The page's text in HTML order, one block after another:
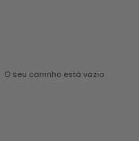
O seu carrinho está vazio